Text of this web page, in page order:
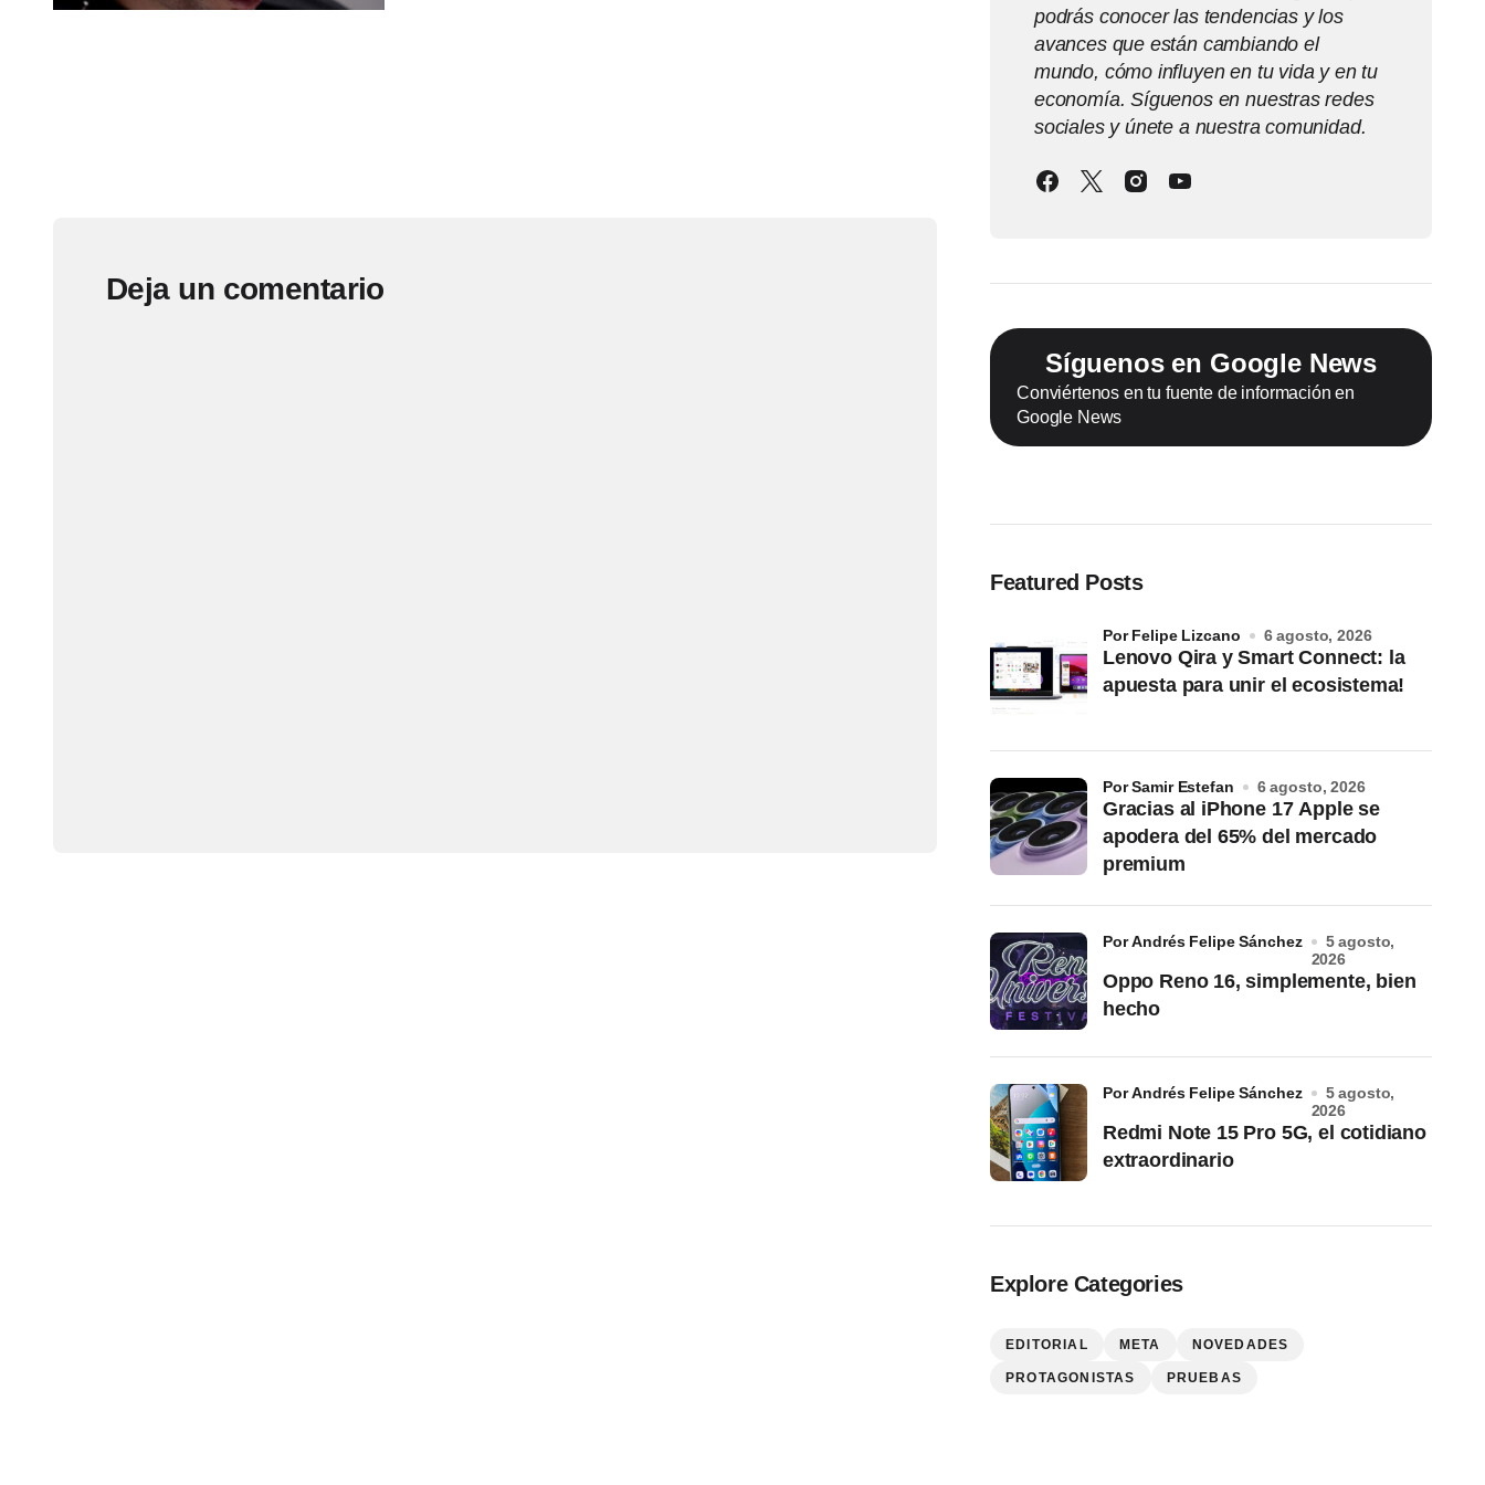
Deja un comentario
podrás conocer las tendencias y los
avances que están cambiando el
mundo, cómo influyen en tu vida y en tu
economía. Síguenos en nuestras redes
sociales y únete a nuestra comunidad.
Síguenos en Google News
Conviértenos en tu fuente de información en
Google News
Featured Posts
Lenovo Qira y Smart Connect: la
apuesta para unir el ecosistema!
por Felipe Lizcano 6 agosto, 2026
Gracias al iPhone 17 Apple se
apodera del 65% del mercado
premium
por Samir Estefan 6 agosto, 2026
Oppo Reno 16, simplemente, bien
hecho
por Andrés Felipe Sánchez
5 agosto,
2026
Redmi Note 15 Pro 5G, el cotidiano
extraordinario
por Andrés Felipe Sánchez
5 agosto,
2026
Explore Categories
EDITORIAL META NOVEDADES
PROTAGONISTAS PRUEBAS